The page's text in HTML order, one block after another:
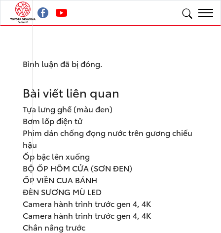
Bình luận đã bị đóng.
Bài viết liên quan
Tựa lưng ghế (màu đen)
Bơm lốp điện tử
Phim dán chống đọng nước trên gương chiếu
hậu
Ốp bậc lên xuống
BỘ ỐP HÕM CỬA (SƠN ĐEN)
ỐP VIỀN CUA BÁNH
ĐÈN SƯƠNG MÙ LED
Camera hành trình trước gen 4, 4K
Camera hành trình trước gen 4, 4K
Chắn nắng trước